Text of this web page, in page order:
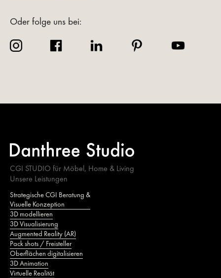
Oder folge uns bei:
CGI STUDIO für Möbel, Home & Living
Unsere Leistungen
Strategische CGI Beratung &
Visuelle Konzeption
3D modellieren
3D Visualisierung
Augmented Reality (AR)
Pack shots / Freisteller
Oberflächen digitalisieren
3D Animation
Virtuelle Realität